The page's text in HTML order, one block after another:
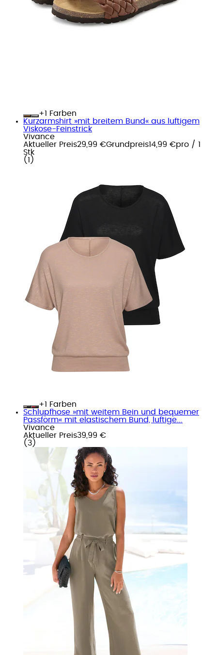
+
Farben
Kurzarmshirt »mit breitem Bund« aus luftigem
Viskose-Feinstrick
Vivance
Aktueller Preis29,99 €Grundpreis14,99 €pro / 1
Stk
( 1 )
+
Farben
Schlupfhose »mit weitem Bein und bequemer
Passform« mit elastischem Bund, luftige...
Vivance
Aktueller Preis39,99 €
( 3 )